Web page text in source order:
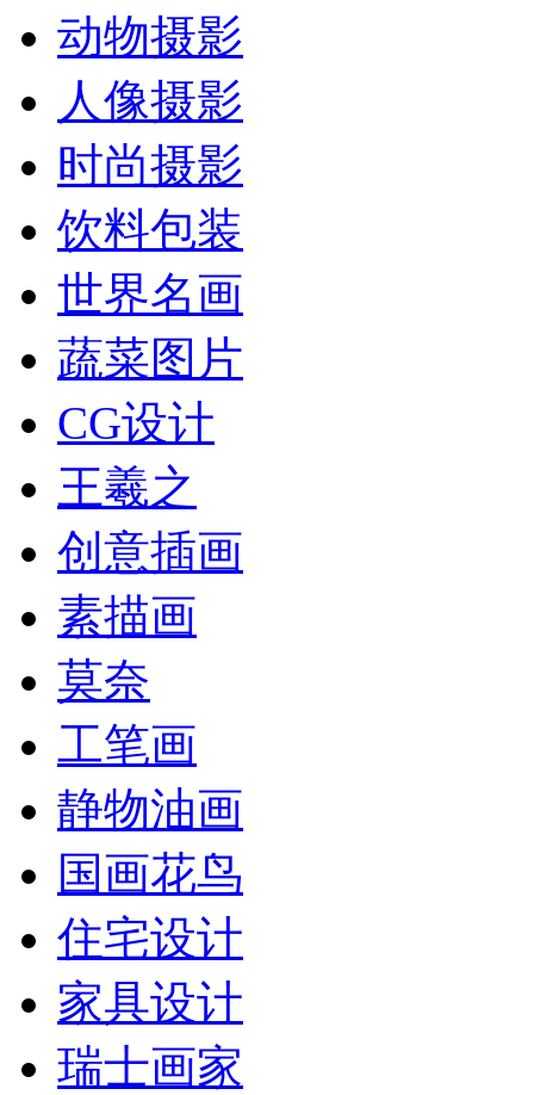
动物摄影
人像摄影
时尚摄影
饮料包装
世界名画
蔬菜图片
CG设计
王羲之
创意插画
素描画
莫奈
工笔画
静物油画
国画花鸟
住宅设计
家具设计
瑞士画家